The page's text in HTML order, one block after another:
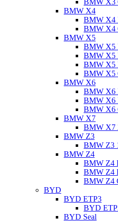
BMW X3
BMW X4
BMW X4
BMW X4
BMW X5
BMW X5
BMW X5
BMW X5
BMW X5
BMW X6
BMW X6
BMW X6
BMW X6
BMW X7
BMW X7
BMW Z3
BMW Z3
BMW Z4
BMW Z4
BMW Z4
BMW Z4
BYD
BYD ETP3
BYD
BYD Seal